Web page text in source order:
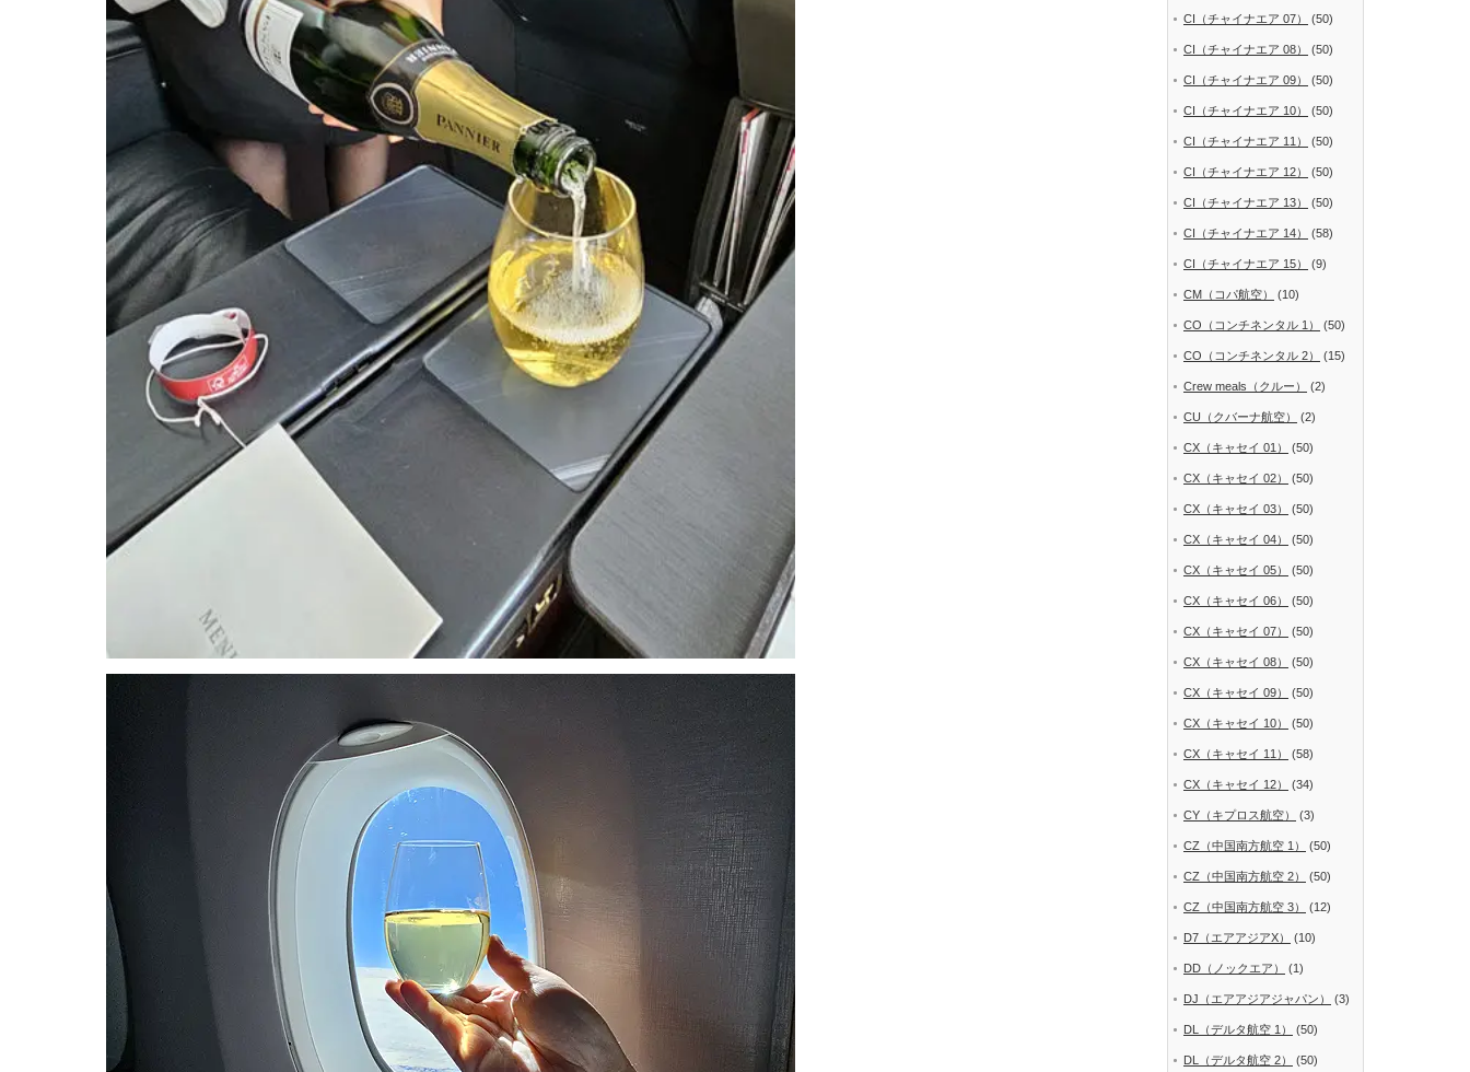
CI（チャイナエア 07） (50)
CI（チャイナエア 08） (50)
CI（チャイナエア 09） (50)
CI（チャイナエア 10） (50)
CI（チャイナエア 11） (50)
CI（チャイナエア 12） (50)
CI（チャイナエア 13） (50)
CI（チャイナエア 14） (58)
CI（チャイナエア 15） (9)
CM（コパ航空） (10)
CO（コンチネンタル 1） (50)
CO（コンチネンタル 2） (15)
Crew meals（クルー） (2)
CU（クバーナ航空） (2)
CX（キャセイ 01） (50)
CX（キャセイ 02） (50)
CX（キャセイ 03） (50)
CX（キャセイ 04） (50)
CX（キャセイ 05） (50)
CX（キャセイ 06） (50)
CX（キャセイ 07） (50)
CX（キャセイ 08） (50)
CX（キャセイ 09） (50)
CX（キャセイ 10） (50)
CX（キャセイ 11） (58)
CX（キャセイ 12） (34)
CY（キプロス航空） (3)
CZ（中国南方航空 1） (50)
CZ（中国南方航空 2） (50)
CZ（中国南方航空 3） (12)
D7（エアアジアX） (10)
DD（ノックエア） (1)
DJ（エアアジアジャパン） (3)
DL（デルタ航空 1） (50)
DL（デルタ航空 2） (50)